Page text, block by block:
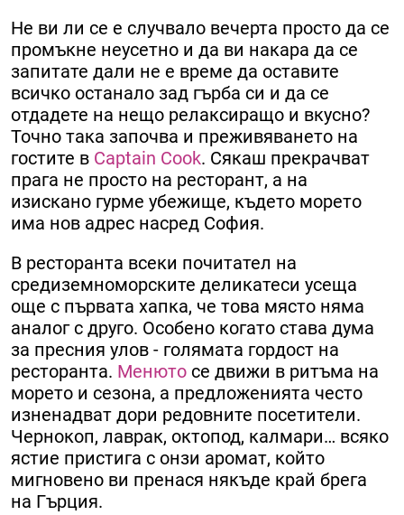
Не ви ли се е случвало вечерта просто да се
промъкне неусетно и да ви накара да се
запитате дали не е време да оставите
всичко останало зад гърба си и да се
отдадете на нещо релаксиращо и вкусно?
Точно така започва и преживяването на
гостите в Captain Cook. Сякаш прекрачват
прага не просто на ресторант, а на
изискано гурме убежище, където морето
има нов адрес насред София.
В ресторанта всеки почитател на
средиземноморските деликатеси усеща
още с първата хапка, че това място няма
аналог с друго. Особено когато става дума
за пресния улов - голямата гордост на
ресторанта. Менюто се движи в ритъма на
морето и сезона, а предложенията често
изненадват дори редовните посетители.
Чернокоп, лаврак, октопод, калмари… всяко
ястие пристига с онзи аромат, който
мигновено ви пренася някъде край брега
на Гърция.